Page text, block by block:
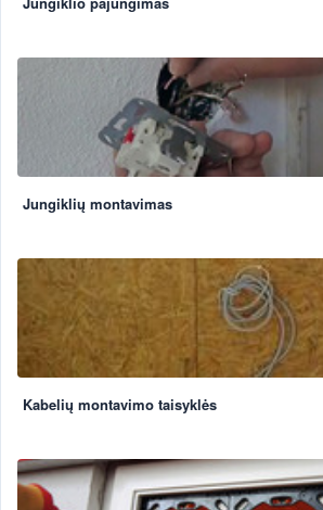
Jungiklių montavimas
Kabelių montavimo taisyklės